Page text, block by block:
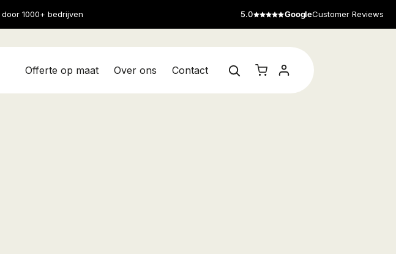
1000+ bedrijven 5.0 GoogleCustomer Reviews
Offerte op maat Over ons Contact